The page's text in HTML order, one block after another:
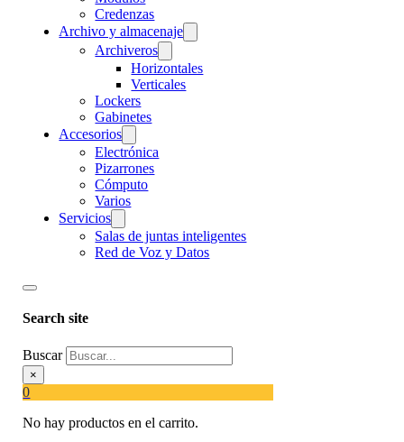
Credenzas
Archivo y almacenaje
Archiveros
Horizontales
Verticales
Lockers
Gabinetes
Accesorios
Electrónica
Pizarrones
Cómputo
Varios
Servicios
Salas de juntas inteligentes
Red de Voz y Datos
Search site
Buscar
×
0
No hay productos en el carrito.